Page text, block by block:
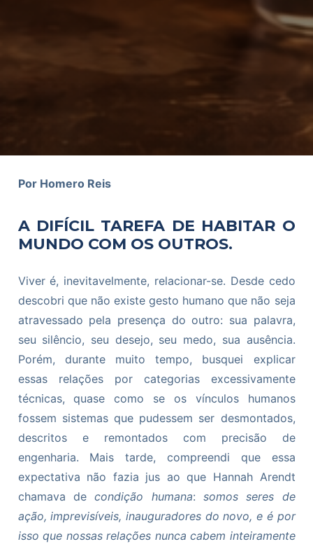
Por Homero Reis
A DIFÍCIL TAREFA DE HABITAR O
MUNDO COM OS OUTROS.
Viver é, inevitavelmente, relacionar-se. Desde cedo
descobri que não existe gesto humano que não seja
atravessado pela presença do outro: sua palavra,
seu silêncio, seu desejo, seu medo, sua ausência.
Porém, durante muito tempo, busquei explicar
essas relações por categorias excessivamente
técnicas, quase como se os vínculos humanos
fossem sistemas que pudessem ser desmontados,
descritos e remontados com precisão de
engenharia. Mais tarde, compreendi que essa
expectativa não fazia jus ao que Hannah Arendt
chamava decondição humana: somos seres de
ação, imprevisíveis, inauguradores do novo, e é por
isso que nossas relações nunca cabem inteiramente